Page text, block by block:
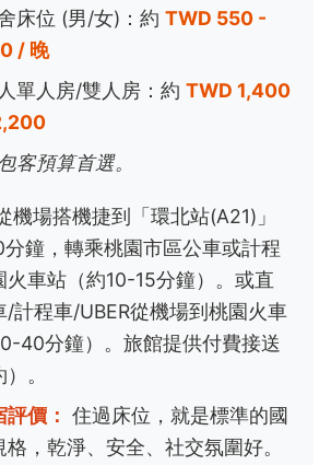
床位 (男/女)：約 TWD 550 -
/ 晚
單人房/雙人房：約 TWD 1,400
客預算首選。
機場搭機捷到「環北站(A21)」
鐘，轉乘桃園市區公車或計程
火車站（約10-15分鐘）。或直
/計程車/UBER從機場到桃園火車
40分鐘）。旅館提供付費接送
。
價： 住過床位，就是標準的國
格，乾淨、安全、社交氛圍好。